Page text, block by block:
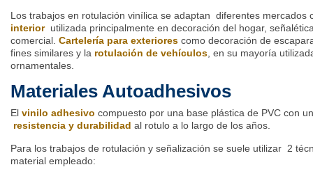
Los trabajos en rotulación vinílica se adaptan diferentes mercados
interiorutilizada principalmente en decoración del hogar,
comercial. Cartelería para exteriores como decoración de
fines similares y la rotulación de vehículos, en su mayoría
ornamentales.
Materiales Autoadhesivos
El vinilo adhesivo compuesto por una base plástica de PVC con
resistencia y durabilidad al rotulo a lo largo de los años.
Para los trabajos de rotulación y señalización se suele utilizar 2
material empleado: